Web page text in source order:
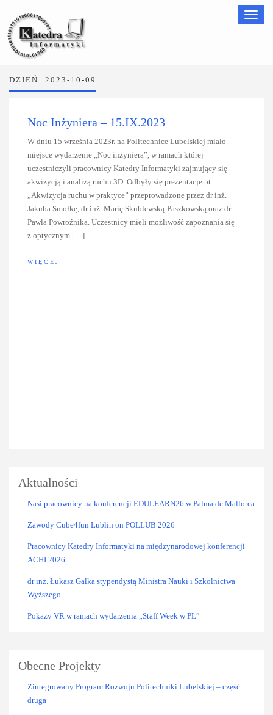
DZIEŃ: 2023-10-09
Noc Inżyniera – 15.IX.2023
W dniu 15 września 2023r. na Politechnice Lubelskiej miało
miejsce wydarzenie „Noc inżyniera”, w ramach której
uczestniczyli pracownicy Katedry Informatyki zajmujący się
akwizycją i analizą ruchu 3D. Odbyły się prezentacje pt.
„Akwizycja ruchu w praktyce” przeprowadzone przez dr inż.
Jakuba Smołkę, dr inż. Marię Skublewską-Paszkowską oraz dr
Pawła Powroźnika. Uczestnicy mieli możliwość zapoznania się
z optycznym […]
WIĘCEJ
Aktualności
Nasi pracownicy na konferencji EDULEARN26 w Palma de Mallorca
Zawody Cube4fun Lublin on POLLUB 2026
Pracownicy Katedry Informatyki na międzynarodowej konferencji
ACHI 2026
dr inż. Łukasz Gałka stypendystą Ministra Nauki i Szkolnictwa
Wyższego
Pokazy VR w ramach wydarzenia „Staff Week w PL”
Obecne Projekty
Zintegrowany Program Rozwoju Politechniki Lubelskiej – część
druga